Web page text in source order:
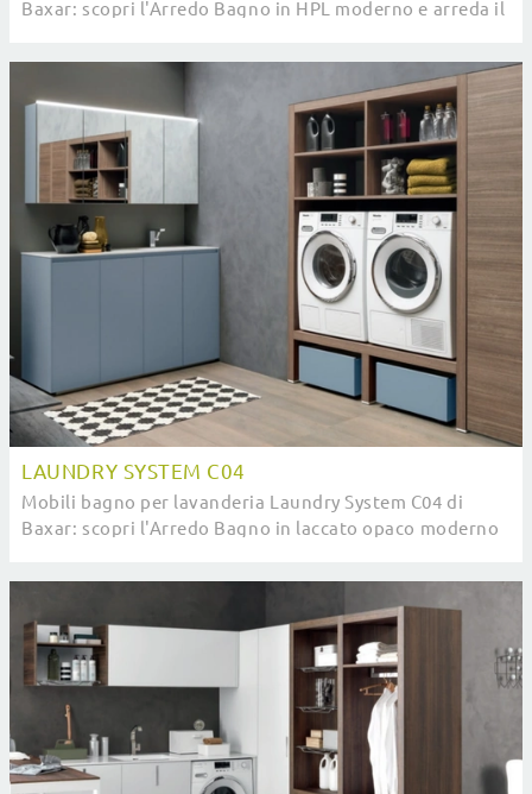
Baxar: scopri l'Arredo Bagno in HPL moderno e arreda il
LAUNDRY SYSTEM C04
Mobili bagno per lavanderia Laundry System C04 di
Baxar: scopri l'Arredo Bagno in laccato opaco moderno